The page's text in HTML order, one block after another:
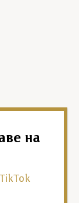
на
TikTok